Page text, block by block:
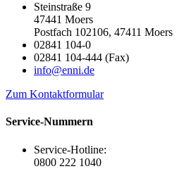
Steinstraße 9
47441 Moers
Postfach 102106, 47411 Moers
02841 104-0
02841 104-444 (Fax)
info@enni.de
Zum Kontaktformular
Service-Nummern
Service-Hotline:
0800 222 1040